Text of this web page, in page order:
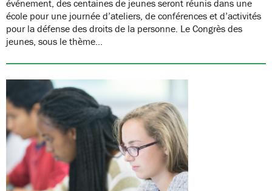
événement, des centaines de jeunes seront réunis dans une
école pour une journée d’ateliers, de conférences et d’activités
pour la défense des droits de la personne. Le Congrès des
jeunes, sous le thème…